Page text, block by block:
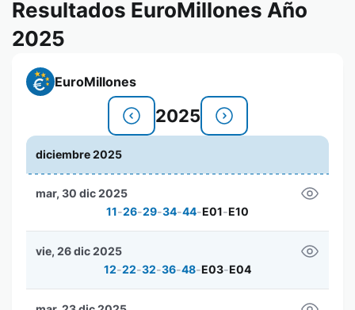
Resultados EuroMillones Año
2025
EuroMillones
2025
diciembre 2025
11-26-29-34-44-E01-E10
mar, 30 dic 2025
12-22-32-36-48-E03-E04
vie, 26 dic 2025